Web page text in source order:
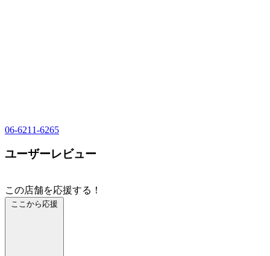
06-6211-6265
ユーザーレビュー
この店舗を応援する！
ここから応援